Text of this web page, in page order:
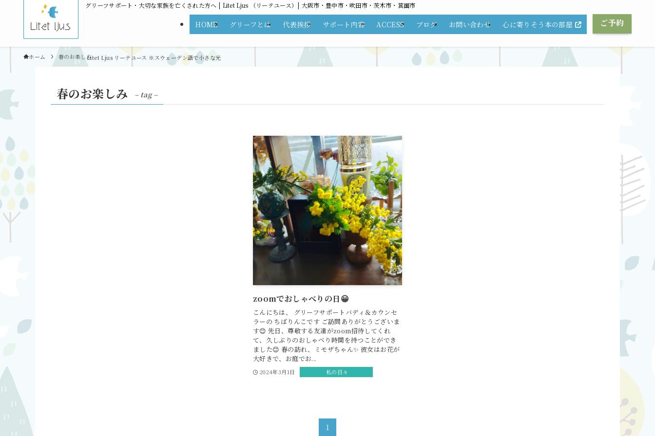
グリーフサポート・大切な家族を亡くされた方へ | Litet Ljus （リーテユース）| 大阪市・豊中市・吹田市・茨木市・箕面市
HOME グリーフとは 代表挨拶 サポート内容 ACCESS ブログ お問い合わせ 心に寄りそう本の部屋 ご予約
ホーム 春のお楽しみ
春のお楽しみ – tag –
zoomでおしゃべりの日😀
こんにちは、 グリーフサポートバディ＆カウンセ
ラーの ちばりんこです ご訪問ありがとうございま
す😊 先日、尊敬する友達がzoom招待してくれ
て、久しぶりのおしゃべり時間を持つことができ
ました😊 春の訪れ、ミモザちゃん✨ 彼女はお花が
大好きで、お庭でお...
2024年3月1日 私の日々
1